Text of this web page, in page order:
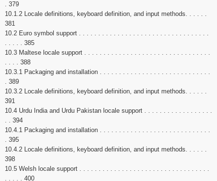
. 379
10.1.2 Locale definitions, keyboard definition, and input methods. . . . . .
381
10.2 Euro symbol support . . . . . . . . . . . . . . . . . . . . . . . . . . . . . . . . . .
. . . . . 385
10.3 Maltese locale support . . . . . . . . . . . . . . . . . . . . . . . . . . . . . . . . .
. . . . 388
10.3.1 Packaging and installation . . . . . . . . . . . . . . . . . . . . . . . . . . . . .
. 389
10.3.2 Locale definitions, keyboard definition, and input methods. . . . . .
391
10.4 Urdu India and Urdu Pakistan locale support . . . . . . . . . . . . . . . . . .
. . 394
10.4.1 Packaging and installation . . . . . . . . . . . . . . . . . . . . . . . . . . . . .
. 395
10.4.2 Locale definitions, keyboard definition, and input methods. . . . . .
398
10.5 Welsh locale support . . . . . . . . . . . . . . . . . . . . . . . . . . . . . . . . . .
. . . . . 400